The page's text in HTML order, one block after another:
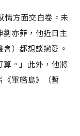
情方面交白卷。未
亦菲，他近日主
）都想談戀愛。
算。」此外，他將
《軍艦島》（暫